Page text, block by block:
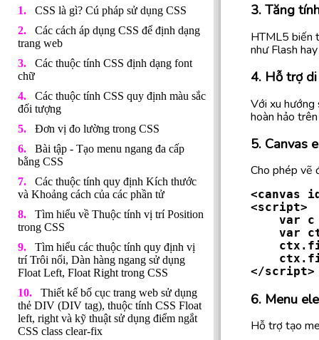
CSS là gì? Cú pháp sử dụng CSS
Các cách áp dụng CSS để định dạng
trang web
Các thuộc tính CSS định dạng font
chữ
Các thuộc tính CSS quy định màu sắc
đối tượng
Đơn vị đo lường trong CSS
Bài tập - Tạo menu ngang đa cấp
bằng CSS
Các thuộc tính quy định Kích thước
và Khoảng cách của các phần tử
Tìm hiểu về Thuộc tính vị trí Position
trong CSS
Tìm hiểu các thuộc tính quy định vị
trí Trôi nổi, Dàn hàng ngang sử dụng
Float Left, Float Right trong CSS
Thiết kế bố cục trang web sử dụng
thẻ DIV (DIV tag), thuộc tính CSS Float
left, right và kỹ thuật sử dụng điểm ngắt
CSS class clear-fix
3. Tăng
HTML5 biến
như Flash
4. Hỗ trợ
Với xu hướng
hoàn hảo
5. Canvas
Cho phép vẽ
<canvas
<script>
</script>
6. Menu
Hỗ trợ tạo